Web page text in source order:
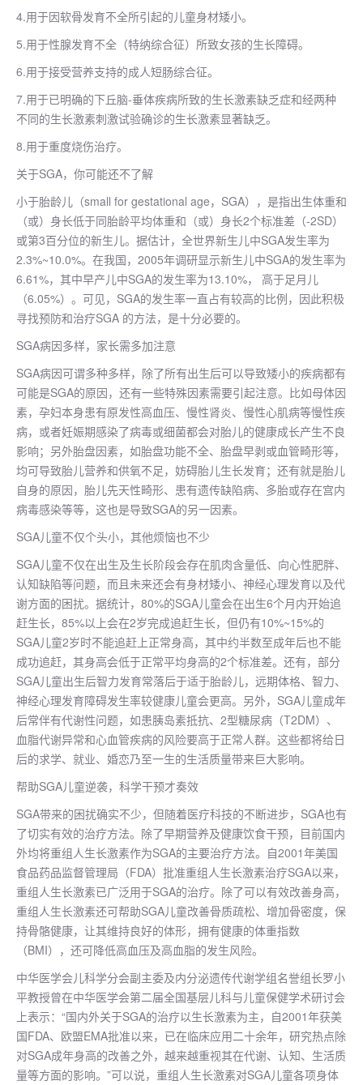
4.用于因软骨发育不全所引起的儿童身材矮小。
5.用于性腺发育不全（特纳综合征）所致女孩的生长障碍。
6.用于接受营养支持的成人短肠综合征。
7.用于已明确的下丘脑-垂体疾病所致的生长激素缺乏症和经两种
不同的生长激素刺激试验确诊的生长激素显著缺乏。
8.用于重度烧伤治疗。
关于SGA，你可能还不了解
小于胎龄儿（small for gestational age，SGA），是指出生体重和
（或）身长低于同胎龄平均体重和（或）身长2个标准差（-2SD）
或第3百分位的新生儿。据估计，全世界新生儿中SGA发生率为
2.3%~10.0%。在我国，2005年调研显示新生儿中SGA的发生率为
6.61%，其中早产儿中SGA的发生率为13.10%， 高于足月儿
（6.05%）。可见，SGA的发生率一直占有较高的比例，因此积极
寻找预防和治疗SGA 的方法，是十分必要的。
SGA病因多样，家长需多加注意
SGA病因可谓多种多样，除了所有出生后可以导致矮小的疾病都有
可能是SGA的原因，还有一些特殊因素需要引起注意。比如母体因
素，孕妇本身患有原发性高血压、慢性肾炎、慢性心肌病等慢性疾
病，或者妊娠期感染了病毒或细菌都会对胎儿的健康成长产生不良
影响；另外胎盘因素，如胎盘功能不全、胎盘早剥或血管畸形等，
均可导致胎儿营养和供氧不足，妨碍胎儿生长发育；还有就是胎儿
自身的原因，胎儿先天性畸形、患有遗传缺陷病、多胎或存在宫内
病毒感染等等，这也是导致SGA的另一因素。
SGA儿童不仅个头小，其他烦恼也不少
SGA儿童不仅在出生及生长阶段会存在肌肉含量低、向心性肥胖、
认知缺陷等问题，而且未来还会有身材矮小、神经心理发育以及代
谢方面的困扰。据统计，80%的SGA儿童会在出生6个月内开始追
赶生长，85%以上会在2岁完成追赶生长，但仍有10%~15%的
SGA儿童2岁时不能追赶上正常身高，其中约半数至成年后也不能
成功追赶，其身高会低于正常平均身高的2个标准差。还有，部分
SGA儿童出生后智力发育常落后于适于胎龄儿，远期体格、智力、
神经心理发育障碍发生率较健康儿童会更高。另外，SGA儿童成年
后常伴有代谢性问题，如患胰岛素抵抗、2型糖尿病（T2DM）、
血脂代谢异常和心血管疾病的风险要高于正常人群。这些都将给日
后的求学、就业、婚恋乃至一生的生活质量带来巨大影响。
帮助SGA儿童逆袭，科学干预才奏效
SGA带来的困扰确实不少，但随着医疗科技的不断进步，SGA也有
了切实有效的治疗方法。除了早期营养及健康饮食干预，目前国内
外均将重组人生长激素作为SGA的主要治疗方法。自2001年美国
食品药品监督管理局（FDA）批准重组人生长激素治疗SGA以来，
重组人生长激素已广泛用于SGA的治疗。除了可以有效改善身高，
重组人生长激素还可帮助SGA儿童改善骨质疏松、增加骨密度，保
持骨骼健康，让其维持良好的体形，拥有健康的体重指数
（BMI），还可降低高血压及高血脂的发生风险。
中华医学会儿科学分会副主委及内分泌遗传代谢学组名誉组长罗小
平教授曾在中华医学会第二届全国基层儿科与儿童保健学术研讨会
上表示：“国内外关于SGA的治疗以生长激素为主，自2001年获美
国FDA、欧盟EMA批准以来，已在临床应用二十余年，研究热点除
对SGA成年身高的改善之外，越来越重视其在代谢、认知、生活质
量等方面的影响。”可以说，重组人生长激素对SGA儿童各项身体